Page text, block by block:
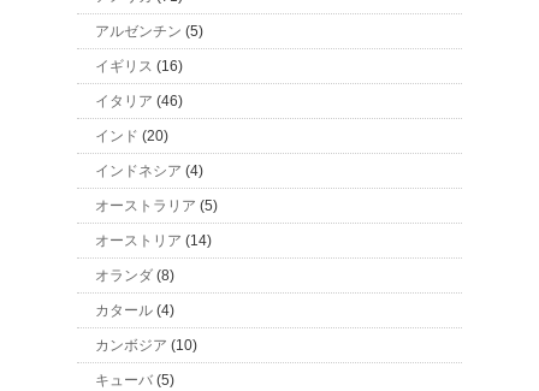
アルゼンチン (5)
イギリス (16)
イタリア (46)
インド (20)
インドネシア (4)
オーストラリア (5)
オーストリア (14)
オランダ (8)
カタール (4)
カンボジア (10)
キューバ (5)